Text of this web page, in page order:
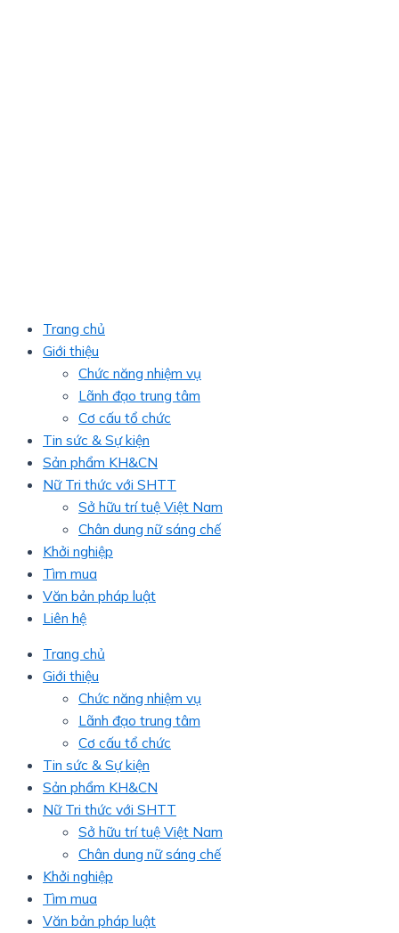
Trang chủ
Giới thiệu
Chức năng nhiệm vụ
Lãnh đạo trung tâm
Cơ cấu tổ chức
Tin sức & Sự kiện
Sản phẩm KH&CN
Nữ Tri thức với SHTT
Sở hữu trí tuệ Việt Nam
Chân dung nữ sáng chế
Khởi nghiệp
Tìm mua
Văn bản pháp luật
Liên hệ
Trang chủ
Giới thiệu
Chức năng nhiệm vụ
Lãnh đạo trung tâm
Cơ cấu tổ chức
Tin sức & Sự kiện
Sản phẩm KH&CN
Nữ Tri thức với SHTT
Sở hữu trí tuệ Việt Nam
Chân dung nữ sáng chế
Khởi nghiệp
Tìm mua
Văn bản pháp luật